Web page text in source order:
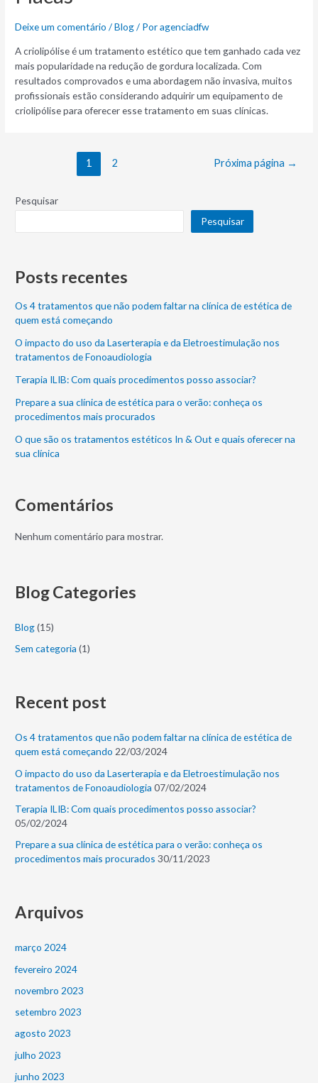
Deixe um comentário /Blog/ Poragenciadfw
A criolipólise é um tratamento estético que tem ganhado cada vez
mais popularidade na redução de gordura localizada. Com
resultados comprovados e uma abordagem não invasiva, muitos
profissionais estão considerando adquirir um equipamento de
criolipólise para oferecer esse tratamento em suas clínicas.
1 2 Próxima página →
Pesquisar
Pesquisar
Posts recentes
Os 4 tratamentos que não podem faltar na clínica de estética de
quem está começando
O impacto do uso da Laserterapia e da Eletroestimulação nos
tratamentos de Fonoaudiologia
Terapia ILIB: Com quais procedimentos posso associar?
Prepare a sua clínica de estética para o verão: conheça os
procedimentos mais procurados
O que são os tratamentos estéticos In & Out e quais oferecer na
sua clínica
Comentários
Nenhum comentário para mostrar.
Blog Categories
Blog(15)
Sem categoria (1)
Recent post
Os 4 tratamentos que não podem faltar na clínica de estética de
quem está começando 22/03/2024
O impacto do uso da Laserterapia e da Eletroestimulação nos
tratamentos de Fonoaudiologia 07/02/2024
Terapia ILIB: Com quais procedimentos posso associar?
05/02/2024
Prepare a sua clínica de estética para o verão: conheça os
procedimentos mais procurados 30/11/2023
Arquivos
março 2024
fevereiro 2024
novembro 2023
setembro 2023
agosto 2023
julho 2023
junho 2023